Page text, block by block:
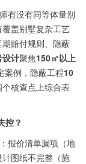
有没有同等体量别
盖别墅复杂工艺
赔付规则、隐蔽
设计聚焦150㎡以上
案例，隐蔽工程10
核查点上综合表
控？
报价清单漏项（地
图纸不完整（施